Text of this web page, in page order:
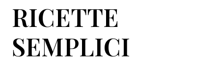
ricette
per
famiglie
RICETTE
SEMPLICI